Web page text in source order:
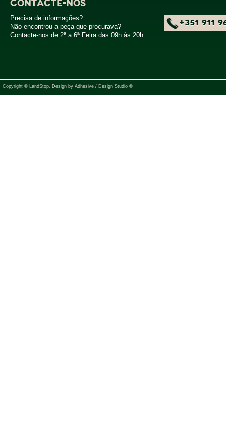
CONTACTE-NOS
Precisa de informações?
Não encontrou a peça que procurava?
Contacte-nos de 2ª a 6ª Feira das 09h às 20h.
+351 911
Copyright © LandStop. Design by Adhesive / Design Studio ®